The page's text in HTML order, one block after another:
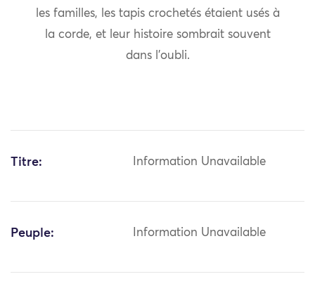
les familles, les tapis crochetés étaient usés à
la corde, et leur histoire sombrait souvent
dans l’oubli.
Titre: Information Unavailable
Peuple: Information Unavailable